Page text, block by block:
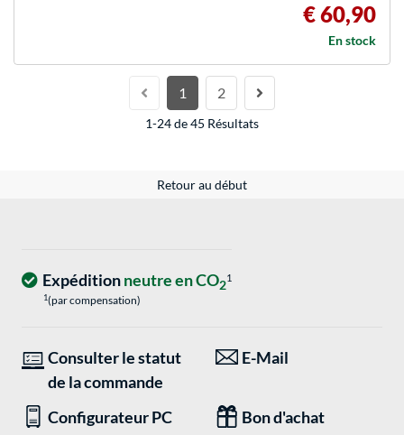
€ 60,90
En stock
1 2
1-24 de 45 Résultats
Retour au début
Expéditionneutre en CO21
1(par compensation)
Consulter le statut
de la commande
E-Mail
Configurateur PC Bon d'achat